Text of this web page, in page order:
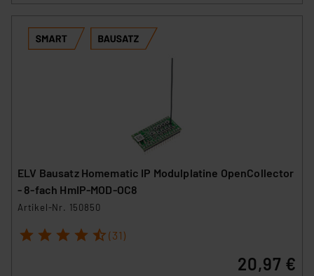
ELV Bausatz Homematic IP Modulplatine OpenCollector
- 8-fach HmIP-MOD-OC8
Artikel-Nr. 150850
1 2 3 4 5 (31)
20,97 €